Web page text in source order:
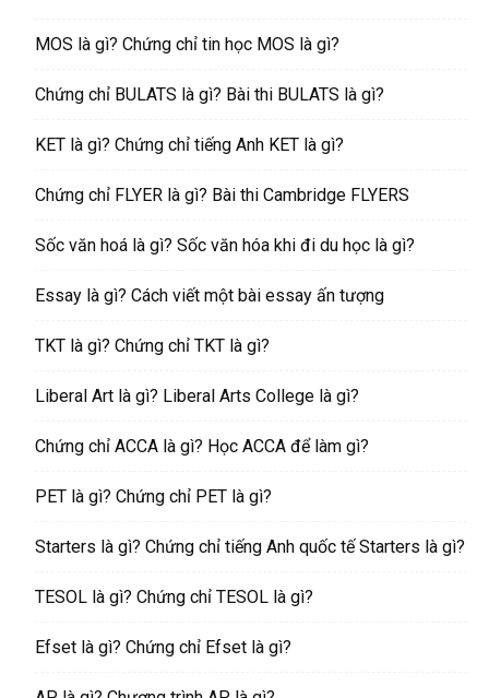
MOS là gì? Chứng chỉ tin học MOS là gì?
Chứng chỉ BULATS là gì? Bài thi BULATS là gì?
KET là gì? Chứng chỉ tiếng Anh KET là gì?
Chứng chỉ FLYER là gì? Bài thi Cambridge FLYERS
Sốc văn hoá là gì? Sốc văn hóa khi đi du học là gì?
Essay là gì? Cách viết một bài essay ấn tượng
TKT là gì? Chứng chỉ TKT là gì?
Liberal Art là gì? Liberal Arts College là gì?
Chứng chỉ ACCA là gì? Học ACCA để làm gì?
PET là gì? Chứng chỉ PET là gì?
Starters là gì? Chứng chỉ tiếng Anh quốc tế Starters là gì?
TESOL là gì? Chứng chỉ TESOL là gì?
Efset là gì? Chứng chỉ Efset là gì?